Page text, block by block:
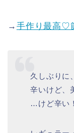
→ 手作り最高♡
久しぶりに
辛いけど、
…けど辛い